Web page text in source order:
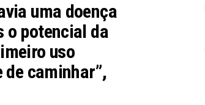
uma doença
o potencial da
uso
de caminhar”,